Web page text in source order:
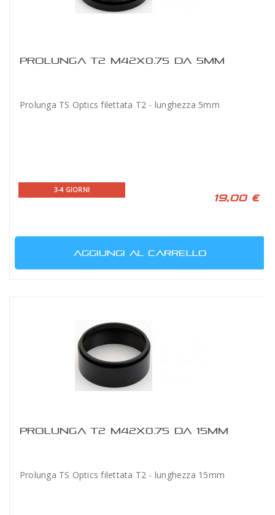
PROLUNGA T2 M42X0.75 DA 5MM
Prolunga TS Optics filettata T2 - lunghezza 5mm
3-4 GIORNI
19,00 €
AGGIUNGI AL CARRELLO
PROLUNGA T2 M42X0.75 DA 15MM
Prolunga TS Optics filettata T2 - lunghezza 15mm